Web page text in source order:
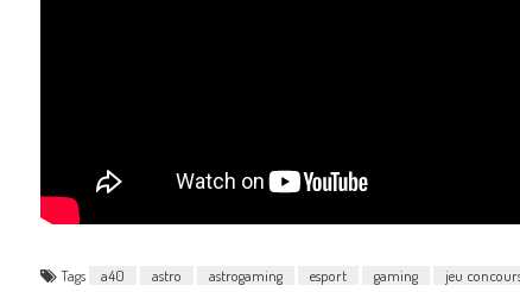
Tags a40 astro astrogaming esport gaming jeu